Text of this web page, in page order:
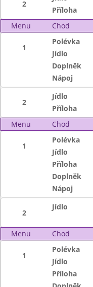
2
Příloha
Menu
Chod
1
Polévka
Jídlo
Doplněk
Nápoj
2
Jídlo
Příloha
Menu
Chod
1
Polévka
Jídlo
Příloha
Doplněk
Nápoj
2
Jídlo
Menu Chod
1
Polévka
Jídlo
Příloha